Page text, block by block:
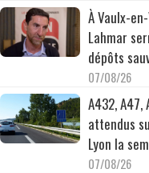
À Vaulx-
Lahmar
dépôts
07/08/26
A432,
attendus
Lyon la
07/08/26